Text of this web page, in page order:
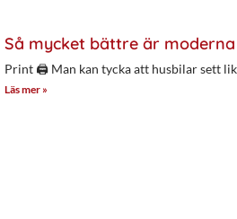
Så mycket bättre är
Print 🖨 Man kan tycka att husbilar sett
Läs mer »